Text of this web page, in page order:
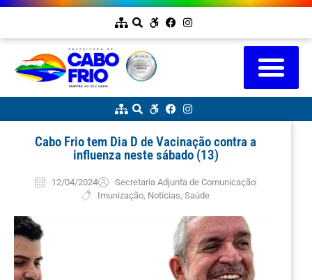
Cabo Frio tem Dia D de Vacinação contra a
influenza neste sábado (13)
12/04/2024
Secretaria Adjunta de Comunicação
Imunização Notícias ,Saúde